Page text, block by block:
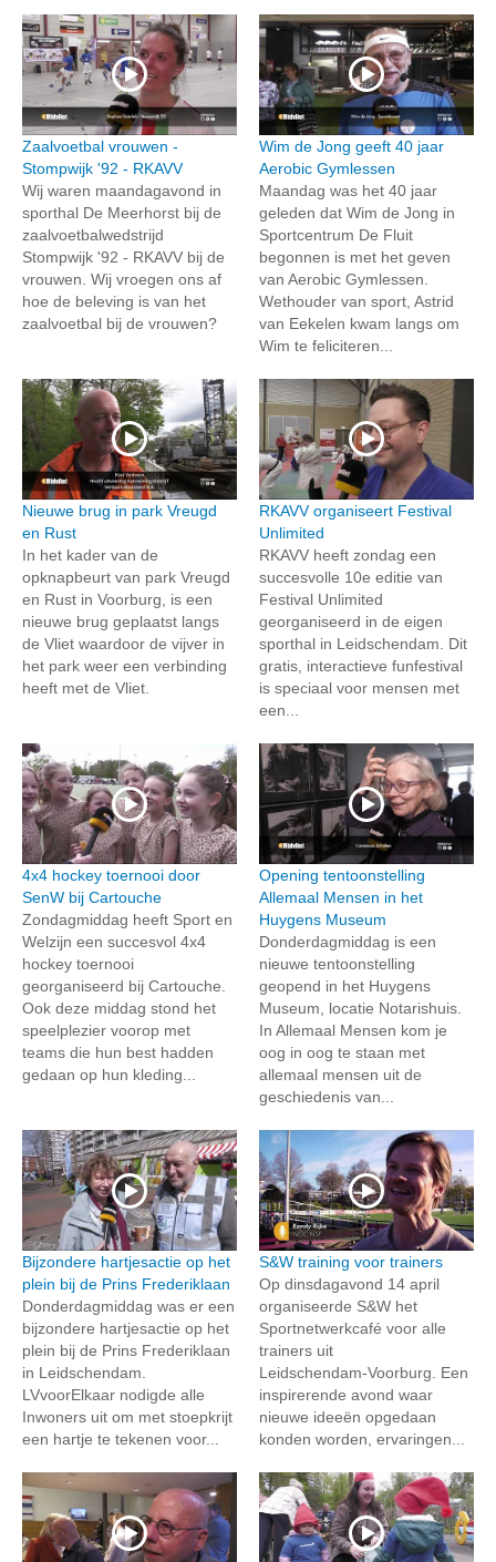
Zaalvoetbal vrouwen -
Stompwijk '92 - RKAVV
Wij waren maandagavond in
sporthal De Meerhorst bij de
zaalvoetbalwedstrijd
Stompwijk '92 - RKAVV bij de
vrouwen. Wij vroegen ons af
hoe de beleving is van het
zaalvoetbal bij de vrouwen?
Wim de Jong geeft 40 jaar
Aerobic Gymlessen
Maandag was het 40 jaar
geleden dat Wim de Jong in
Sportcentrum De Fluit
begonnen is met het geven
van Aerobic Gymlessen.
Wethouder van sport, Astrid
van Eekelen kwam langs om
Wim te feliciteren...
Nieuwe brug in park Vreugd
en Rust
In het kader van de
opknapbeurt van park Vreugd
en Rust in Voorburg, is een
nieuwe brug geplaatst langs
de Vliet waardoor de vijver in
het park weer een verbinding
heeft met de Vliet.
RKAVV organiseert Festival
Unlimited
RKAVV heeft zondag een
succesvolle 10e editie van
Festival Unlimited
georganiseerd in de eigen
sporthal in Leidschendam. Dit
gratis, interactieve funfestival
is speciaal voor mensen met
een...
4x4 hockey toernooi door
SenW bij Cartouche
Zondagmiddag heeft Sport en
Welzijn een succesvol 4x4
hockey toernooi
georganiseerd bij Cartouche.
Ook deze middag stond het
speelplezier voorop met
teams die hun best hadden
gedaan op hun kleding...
Opening tentoonstelling
Allemaal Mensen in het
Huygens Museum
Donderdagmiddag is een
nieuwe tentoonstelling
geopend in het Huygens
Museum, locatie Notarishuis.
In Allemaal Mensen kom je
oog in oog te staan met
allemaal mensen uit de
geschiedenis van...
Bijzondere hartjesactie op het
plein bij de Prins Frederiklaan
Donderdagmiddag was er een
bijzondere hartjesactie op het
plein bij de Prins Frederiklaan
in Leidschendam.
LVvoorElkaar nodigde alle
Inwoners uit om met stoepkrijt
een hartje te tekenen voor...
S&W training voor trainers
Op dinsdagavond 14 april
organiseerde S&W het
Sportnetwerkcafé voor alle
trainers uit
Leidschendam‑Voorburg. Een
inspirerende avond waar
nieuwe ideeën opgedaan
konden worden, ervaringen...